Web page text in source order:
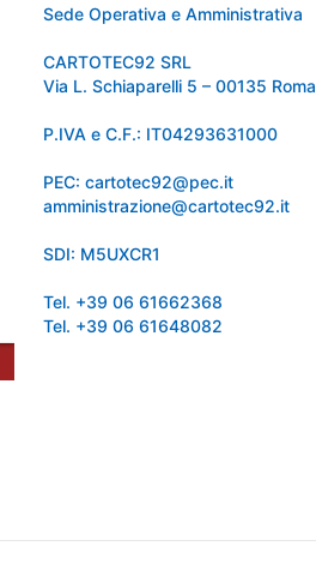
Sede Operativa e Amministrativa
CARTOTEC92 SRL
Via L. Schiaparelli 5 – 00135 Roma
P.IVA e C.F.: IT04293631000
PEC: cartotec92@pec.it
amministrazione@cartotec92.it
SDI: M5UXCR1
Tel. +39 06 61662368
Tel. +39 06 61648082